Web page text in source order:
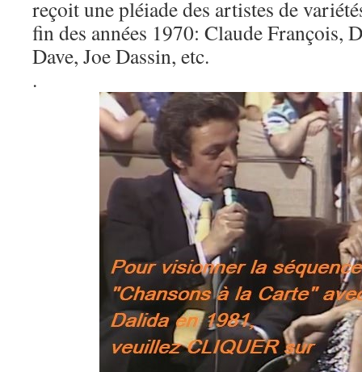
reçoit une pléiade des artistes de
fin des années 1970: Claude François,
Dave, Joe Dassin, etc.
.